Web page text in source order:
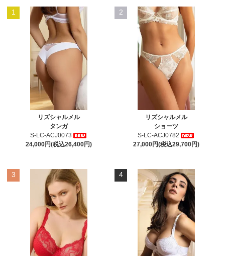
1
リズシャルメル
タンガ
S-LC-ACJ0073
24,000円(税込26,400円)
2
リズシャルメル
ショーツ
S-LC-ACJ0782
27,000円(税込29,700円)
3 4